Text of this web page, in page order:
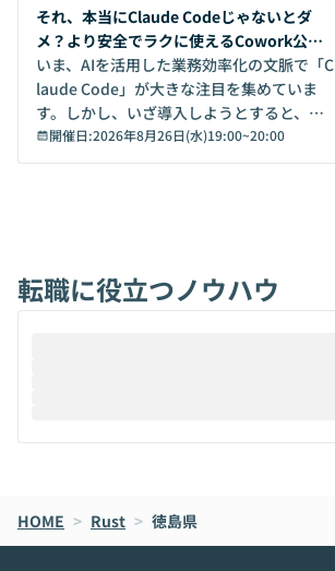
開催前
それ、本当にClaude Codeじゃないとダ
メ？より安全でラクに使えるCowork公開
デモ
いま、AIを活用した業務効率化の文脈で「C
laude Code」が大きな注目を集めていま
す。しかし、いざ導入しようとすると、セ
キュリティ面の懸念や権限管理のハードル
から、気軽に使えないケースも多いのでは
けでなく、想像以上の範囲まで自動化でき
ることは、まだあまり知られていません。
メルカリでの判断基準をもとに「なぜClau
oworkの基本的な機能をご紹介いただきま
す。 続く公開デモでは、実際にCoworkを
開催日:2026年8月26日(水)19:00~20:00
転職に役立つノウハウ
HOME > Rust > 徳島県